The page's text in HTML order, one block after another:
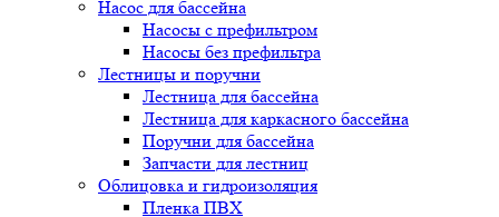
Насос для бассейна
Насосы с префильтром
Насосы без префильтра
Лестницы и поручни
Лестница для бассейна
Лестница для каркасного бассейна
Поручни для бассейна
Запчасти для лестниц
Облицовка и гидроизоляция
Пленка ПВХ